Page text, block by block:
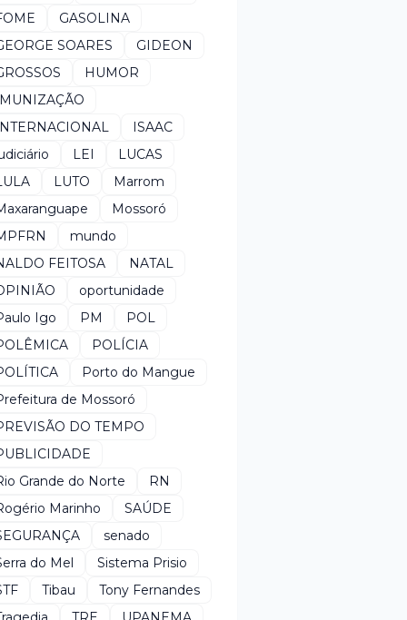
GASOLINA
SOARES
GIDEON
HUMOR
ISAAC
LEI
LUCAS
LUTO
Marrom
Mossoró
mundo
FEITOSA
NATAL
oportunidade
Igo
PM
POL
POLÍCIA
Porto do Mangue
de Mossoró
DO TEMPO
Grande do Norte
RN
Marinho
SAÚDE
senado
do Mel
Sistema Prisio
Tibau
Tony Fernandes